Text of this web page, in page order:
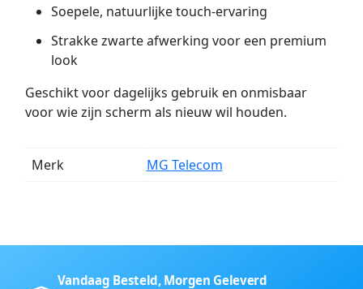
Soepele, natuurlijke touch-ervaring
Strakke zwarte afwerking voor een premium
look
Geschikt voor dagelijks gebruik en onmisbaar
voor wie zijn scherm als nieuw wil houden.
Merk MG Telecom
Vandaag Besteld, Morgen Geleverd